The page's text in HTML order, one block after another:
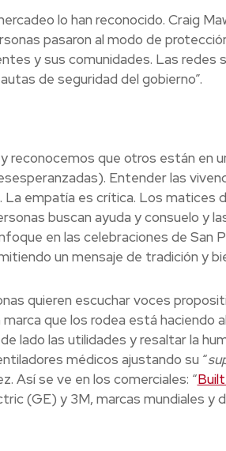
lo han reconocido. Craig
pasaron al modo de
y sus comunidades. Las redes
de seguridad del gobierno”.
reconocemos que otros están en
Entender las
empatía es crítica. Los matices
buscan ayuda y consuelo y
en las celebraciones de San
un mensaje de tradición y
quieren escuchar voces
que los rodea está haciendo
lado las utilidades y resaltar la
médicos ajustando su “
Así se ve en los comerciales: “
(GE) y 3M, marcas mundiales y